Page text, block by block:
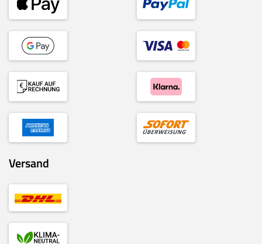
Versand